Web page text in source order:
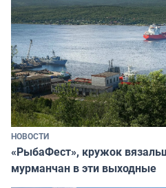
НОВОСТИ
«РыбаФест», кружок
мурманчан в эти выходные